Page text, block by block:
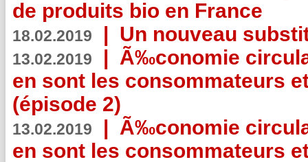
de produits bio en France
18.02.2019 | Un nouveau
13.02.2019 | Ã‰conomie
en sont les consommateurs
(épisode 2)
13.02.2019 | Ã‰conomie
en sont les consommateurs